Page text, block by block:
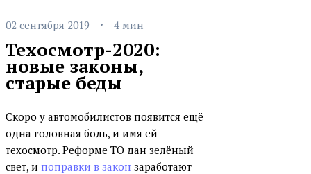
02 сентября 2019 · 4 мин
Техосмотр-2020:
новые законы,
старые беды
Скоро у автомобилистов появится ещё
одна головная боль, и имя ей —
техосмотр. Реформе ТО дан зелёный
свет, и поправки в закон заработают